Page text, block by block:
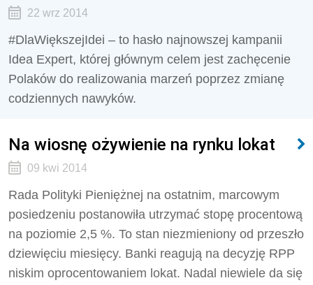
22 wrz 2014
#DlaWiększejIdei – to hasło najnowszej kampanii
Idea Expert, której głównym celem jest zachęcenie
Polaków do realizowania marzeń poprzez zmianę
codziennych nawyków.
Na wiosnę ożywienie na rynku lokat
09 kwi 2014
Rada Polityki Pieniężnej na ostatnim, marcowym
posiedzeniu postanowiła utrzymać stopę procentową
na poziomie 2,5 %. To stan niezmieniony od przeszło
dziewięciu miesięcy. Banki reagują na decyzję RPP
niskim oprocentowaniem lokat. Nadal niewiele da się